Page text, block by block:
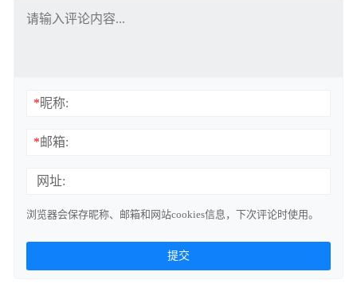
*昵称:
*邮箱:
网址:
浏览器会保存昵称、邮箱和网站cookies信息，下次评论时使用。